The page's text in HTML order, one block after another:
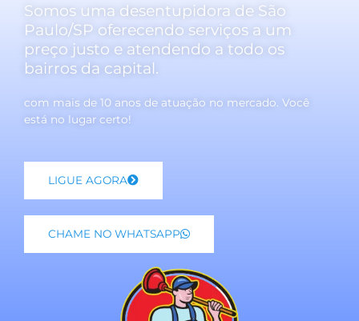
Somos uma desentupidora de São
Paulo/SP oferecendo serviços a um
preço justo e atendendo a todo os
bairros da capital.
com mais de 10 anos de atuação no mercado. Você
está no lugar certo!
LIGUE AGORA
CHAME NO WHATSAPP